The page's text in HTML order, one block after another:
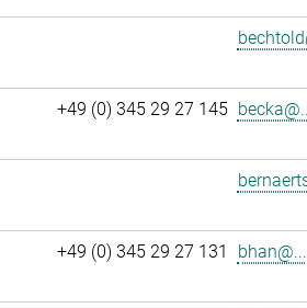
+49 (0) 345 29 27 145
+49 (0) 345 29 27 131 bhan@...